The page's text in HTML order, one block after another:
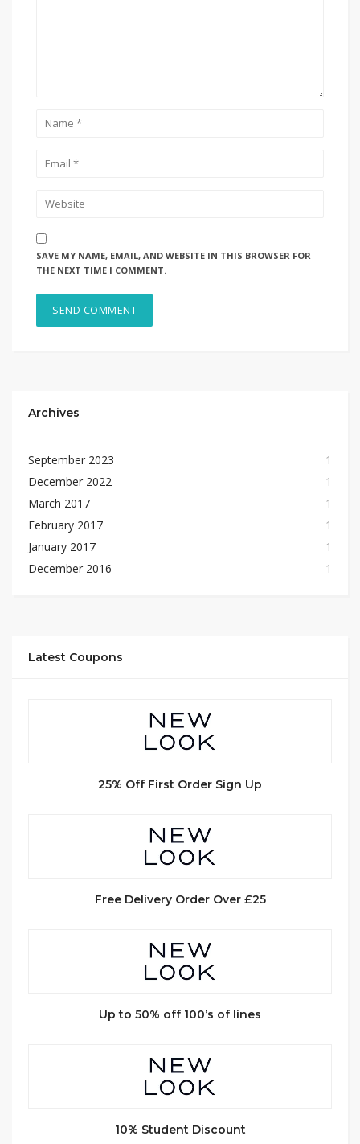
SAVE MY NAME, EMAIL, AND WEBSITE IN THIS BROWSER FOR
THE NEXT TIME I COMMENT.
Archives
September 2023
1
December 2022
1
March 2017
1
February 2017
1
January 2017
1
December 2016
1
Latest Coupons
25% Off First Order Sign Up
Free Delivery Order Over £25
Up to 50% off 100’s of lines
10% Student Discount